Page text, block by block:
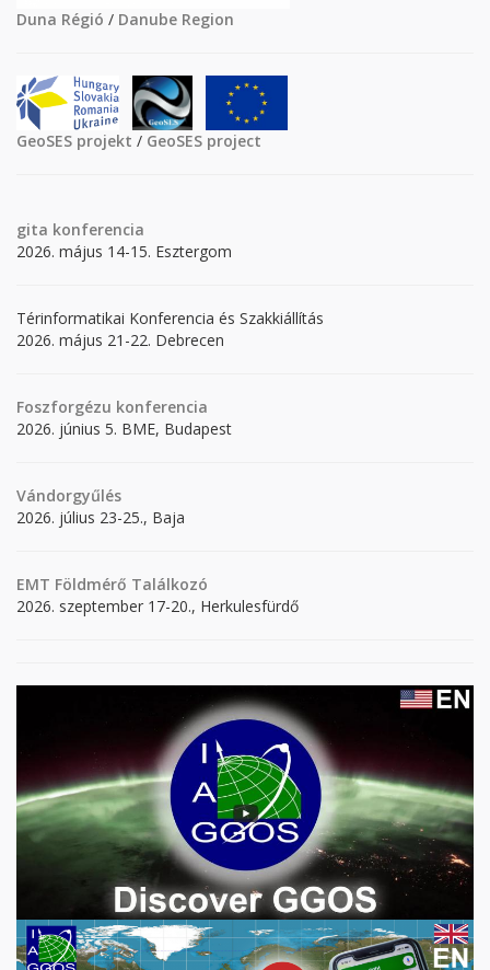
Duna Régió / Danube Region
GeoSES projekt / GeoSES project
gita konferencia
2026. május 14-15. Esztergom
Térinformatikai Konferencia és Szakkiállítás
2026. május 21-22. Debrecen
Foszforgézu konferencia
2026. június 5. BME, Budapest
Vándorgyűlés
2026. július 23-25., Baja
EMT Földmérő Találkozó
2026. szeptember 17-20., Herkulesfürdő